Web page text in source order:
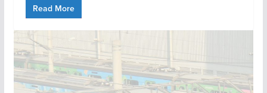
Read More